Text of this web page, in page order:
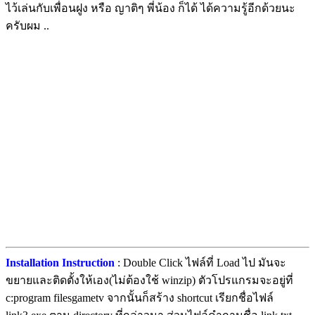
ไว้เล่นกับเพื่อนฝูง หรือ ญาติๆ พี่น้อง ก็ได้ ได้ความรู้อีกด้วยนะ
ครับผม ..
Installation Instruction : Double Click ไฟล์ที่ Load ไป มันจะ
ขยายและติดตั้งให้เอง(ไม่ต้องใช้ winzip) ตัวโปรแกรมจะอยู่ที่
c:program filesgametv จากนั้นก็สร้าง shortcut เรียกชื่อไฟล์